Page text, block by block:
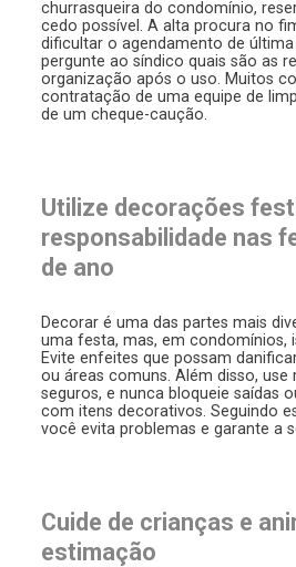
churrasqueira do condomínio,
cedo possível. A alta procura no
dificultar o agendamento de
pergunte ao síndico quais são as
organização após o uso. Muitos
contratação de uma equipe de
de um cheque-caução.
Utilize decorações
responsabilidade nas
de ano
Decorar é uma das partes mais
uma festa, mas, em condomínios,
Evite enfeites que possam
ou áreas comuns. Além disso, use
seguros, e nunca bloqueie saídas
com itens decorativos. Seguindo
você evita problemas e garante a
Cuide de crianças e
estimação